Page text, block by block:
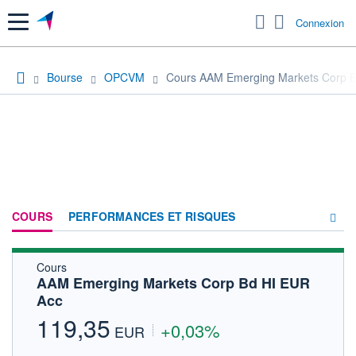
Menu Connexion
Bourse OPCVM Cours AAM Emerging Markets Corp
COURS PERFORMANCES ET RISQUES
FORUM
Cours
AAM Emerging Markets Corp Bd HI EUR
Acc
119,35 EUR +0,03%